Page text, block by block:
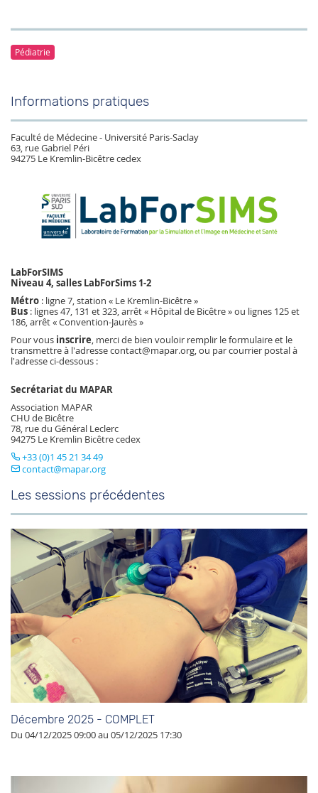
Pédiatrie
Informations pratiques
Faculté de Médecine - Université Paris-Saclay
63, rue Gabriel Péri
94275 Le Kremlin-Bicêtre cedex
LabForSIMS
Niveau 4, salles LabForSims 1-2
Métro : ligne 7, station « Le Kremlin-Bicêtre »
Bus : lignes 47, 131 et 323, arrêt « Hôpital de Bicêtre » ou lignes 125 et
186, arrêt « Convention-Jaurès »
Pour vous inscrire, merci de bien vouloir remplir le formulaire et le
transmettre à l'adresse contact@mapar.org, ou par courrier postal à
l'adresse ci-dessous :
Secrétariat du MAPAR
Association MAPAR
CHU de Bicêtre
78, rue du Général Leclerc
94275 Le Kremlin Bicêtre cedex
+33 (0)1 45 21 34 49
contact
mapar.org
Les sessions précédentes
Décembre 2025 - COMPLET
Du 04/12/2025 09:00 au 05/12/2025 17:30